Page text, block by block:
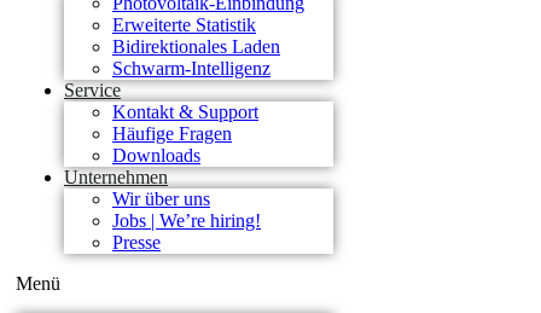
Erweiterte Statistik
Bidirektionales Laden
Schwarm-Intelligenz
Service
Kontakt & Support
Häufige Fragen
Downloads
Unternehmen
Wir über uns
Jobs | We’re hiring!
Presse
Menü